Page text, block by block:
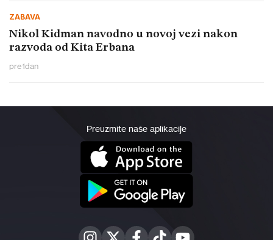
ZABAVA
Nikol Kidman navodno u novoj vezi nakon
razvoda od Kita Erbana
pre1dan
Preuzmite naše aplikacije